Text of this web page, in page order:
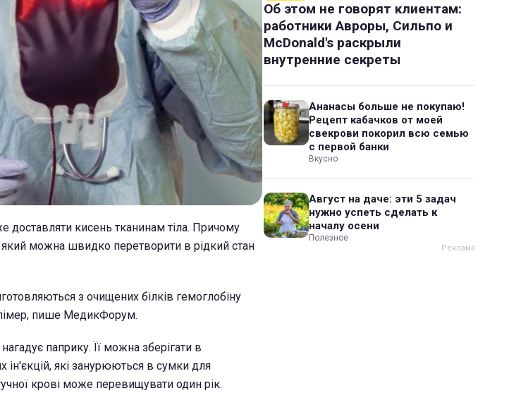
кисень тканинам тіла. Причому
можна швидко перетворити в рідкий стан
з очищених білків гемоглобіну
пише МедикФорум.
паприку. Її можна зберігати в
ін'єкцій, які занурюються в сумки для
крові може перевищувати один рік.
Об этом не говорят клиентам:
работники Авроры, Сильпо и
McDonald's раскрыли
внутренние секреты
Ананасы больше не покупаю!
Рецепт кабачков от моей
свекрови покорил всю семью
с первой банки
Вкусно
Август на даче: эти 5 задач
нужно успеть сделать к
началу осени
Полезное